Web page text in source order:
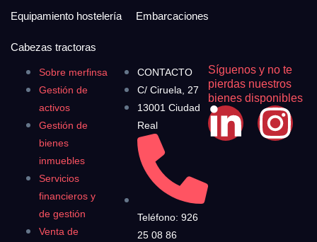
Sobre merfinsa
Gestión de
activos
Gestión de
bienes
inmuebles
Servicios
financieros y
de gestión
Venta de
CONTACTO
C/ Ciruela, 27
13001 Ciudad
Real
Teléfono: 926
25 08 86
Síguenos y no te
pierdas nuestros
bienes disponibles
Equipamiento hostelería Embarcaciones
Cabezas tractoras